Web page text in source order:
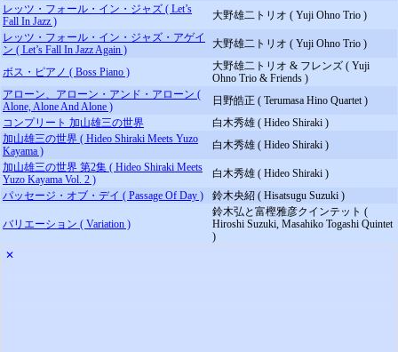
レッツ・フォール・イン・ジャズ ( Let’s
Fall In Jazz )
大野雄二トリオ ( Yuji Ohno Trio )
レッツ・フォール・イン・ジャズ・アゲイ
ン ( Let’s Fall In Jazz Again )
大野雄二トリオ ( Yuji Ohno Trio )
ボス・ピアノ ( Boss Piano )
大野雄二トリオ & フレンズ ( Yuji
Ohno Trio & Friends )
アローン、アローン・アンド・アローン (
Alone, Alone And Alone )
日野皓正 ( Terumasa Hino Quartet )
コンプリート 加山雄三の世界
白木秀雄 ( Hideo Shiraki )
加山雄三の世界 ( Hideo Shiraki Meets Yuzo
Kayama )
白木秀雄 ( Hideo Shiraki )
加山雄三の世界 第2集 ( Hideo Shiraki Meets
Yuzo Kayama Vol. 2 )
白木秀雄 ( Hideo Shiraki )
パッセージ・オブ・デイ ( Passage Of Day )
鈴木央紹 ( Hisatsugu Suzuki )
バリエーション ( Variation )
鈴木弘と富樫雅彦クインテット (
Hiroshi Suzuki, Masahiko Togashi Quintet
)
✕